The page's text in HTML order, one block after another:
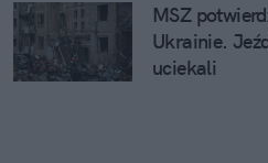
MSZ
Ukrainie.
uciekali